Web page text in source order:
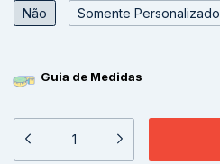
Não Somente Personalizado
Guia de Medidas